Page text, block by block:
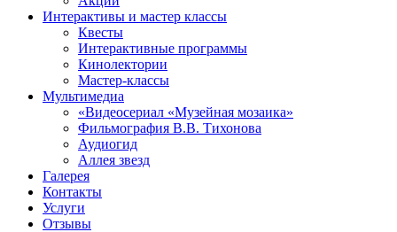
Интерактивы и мастер классы
Квесты
Интерактивные программы
Кинолектории
Мастер-классы
Мультимедиа
«Видеосериал «Музейная мозаика»
Фильмография В.В. Тихонова
Аудиогид
Аллея звезд
Галерея
Контакты
Услуги
Отзывы